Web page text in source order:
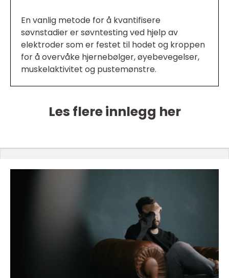
En vanlig metode for å kvantifisere
søvnstadier er søvntesting ved hjelp av
elektroder som er festet til hodet og kroppen
for å overvåke hjernebølger, øyebevegelser,
muskelaktivitet og pustemønstre.
Les flere innlegg her